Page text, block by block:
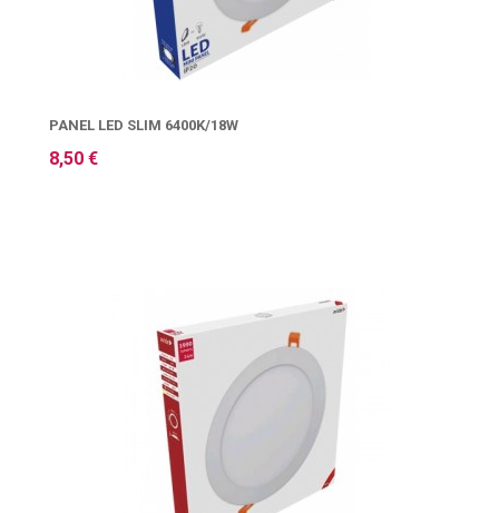
PANEL LED SLIM 6400K/18W
8,50 €